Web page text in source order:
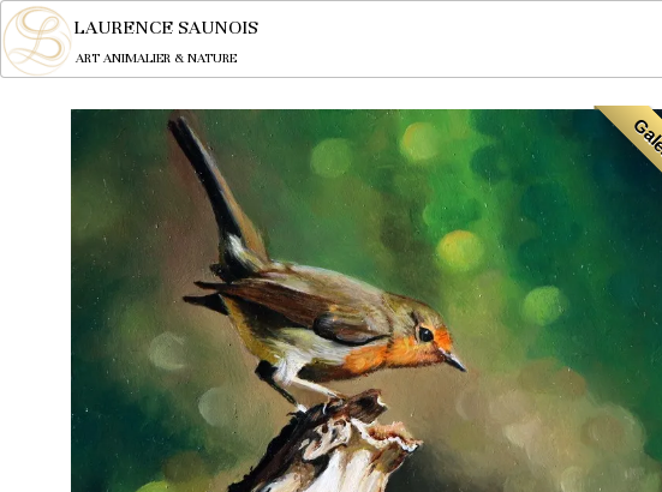
LAURENCE SAUNOIS
ART ANIMALIER & NATURE